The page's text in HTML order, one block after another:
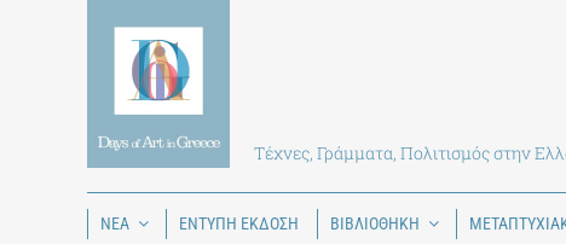
Τέχνες, Γράμματα, Πολιτισμός στην
ΝΕΑ ΕΝΤΥΠΗ ΕΚΔΟΣΗ ΒΙΒΛΙΟΘΗΚΗ